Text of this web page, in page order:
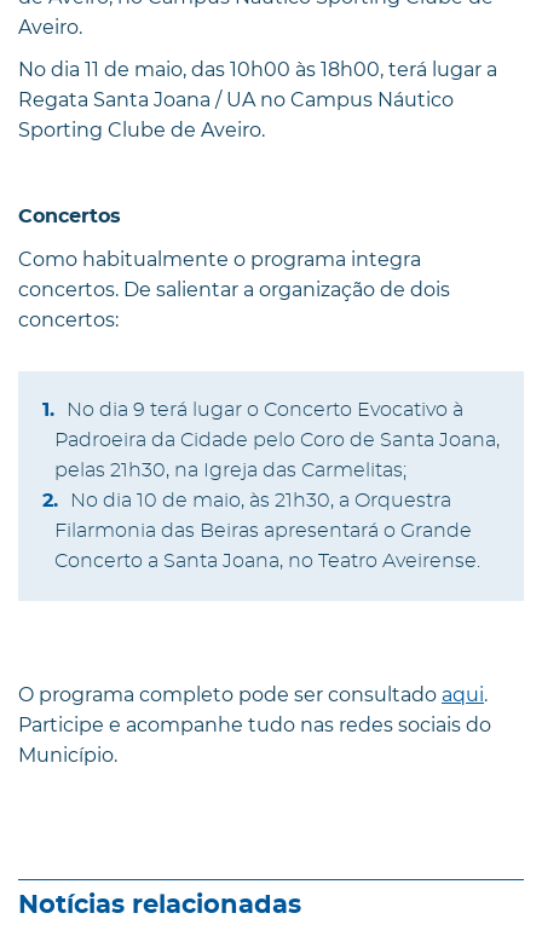
Aveiro.
No dia 11 de maio, das 10h00 às 18h00, terá lugar a
Regata Santa Joana / UA no Campus Náutico
Sporting Clube de Aveiro.
Concertos
Como habitualmente o programa integra
concertos. De salientar a organização de dois
concertos:
No dia 9 terá lugar o Concerto Evocativo à
Padroeira da Cidade pelo Coro de Santa Joana,
pelas 21h30, na Igreja das Carmelitas;
No dia 10 de maio, às 21h30, a Orquestra
Filarmonia das Beiras apresentará o Grande
Concerto a Santa Joana, no Teatro Aveirense.
O programa completo pode ser consultado aqui.
Participe e acompanhe tudo nas redes sociais do
Município.
Notícias relacionadas